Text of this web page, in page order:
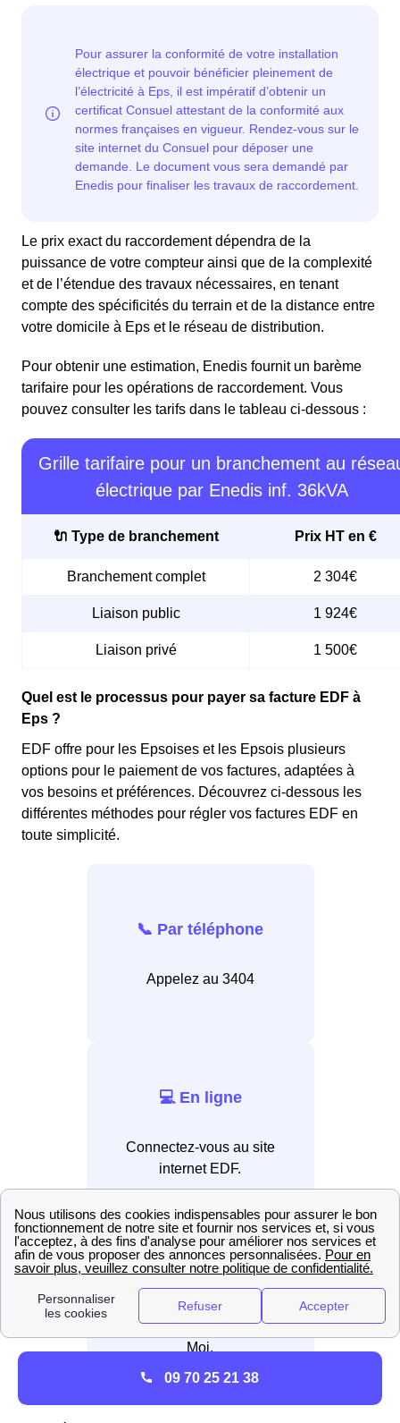
Le prix exact du raccordement dépendra de la
puissance de votre compteur ainsi que de la complexité
et de l’étendue des travaux nécessaires, en tenant
compte des spécificités du terrain et de la distance entre
votre domicile à Eps et le réseau de distribution.
Pour obtenir une estimation, Enedis fournit un barème
tarifaire pour les opérations de raccordement. Vous
pouvez consulter les tarifs dans le tableau ci-dessous :
Grille tarifaire pour un branchement au
électrique par Enedis inf. 36kVA
🔌 Type de branchement Prix HT en €
Branchement complet 2 304€
Liaison public 1 924€
Liaison privé 1 500€
Quel est le processus pour payer sa facture EDF à
Eps ?
EDF offre pour les Epsoises et les Epsois plusieurs
options pour le paiement de vos factures, adaptées à
vos besoins et préférences. Découvrez ci-dessous les
différentes méthodes pour régler vos factures EDF en
toute simplicité.
📞 Par téléphone
Appelez au 3404
💻 En ligne
Connectez-vous au site
internet EDF.
📲 Par application
Installez l’application EDF &
Moi.
09 70 25 21 38